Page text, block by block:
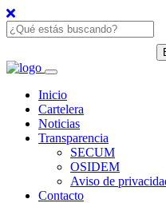
Inicio
Cartelera
Noticias
Transparencia
SECUM
OSIDEM
Aviso de
Contacto